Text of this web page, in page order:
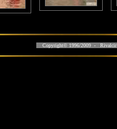
Copyright© 1996/2009 - Rivalcir